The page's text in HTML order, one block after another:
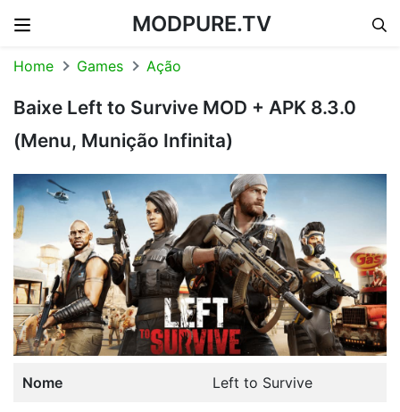
MODPURE.TV
Home Games Ação
Baixe Left to Survive MOD + APK 8.3.0
(Menu, Munição Infinita)
Nome Left to Survive